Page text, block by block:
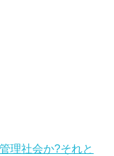
理社会か?それと